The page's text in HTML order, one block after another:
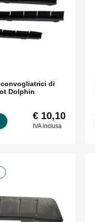
convogliatrici di
Dolphin
€10,10
IVA inclusa